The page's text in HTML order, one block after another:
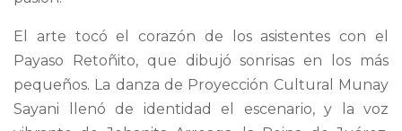
El arte tocó el corazón de los asistentes con el
Payaso Retoñito, que dibujó sonrisas en los más
pequeños. La danza de Proyección Cultural Munay
Sayani llenó de identidad el escenario, y la voz